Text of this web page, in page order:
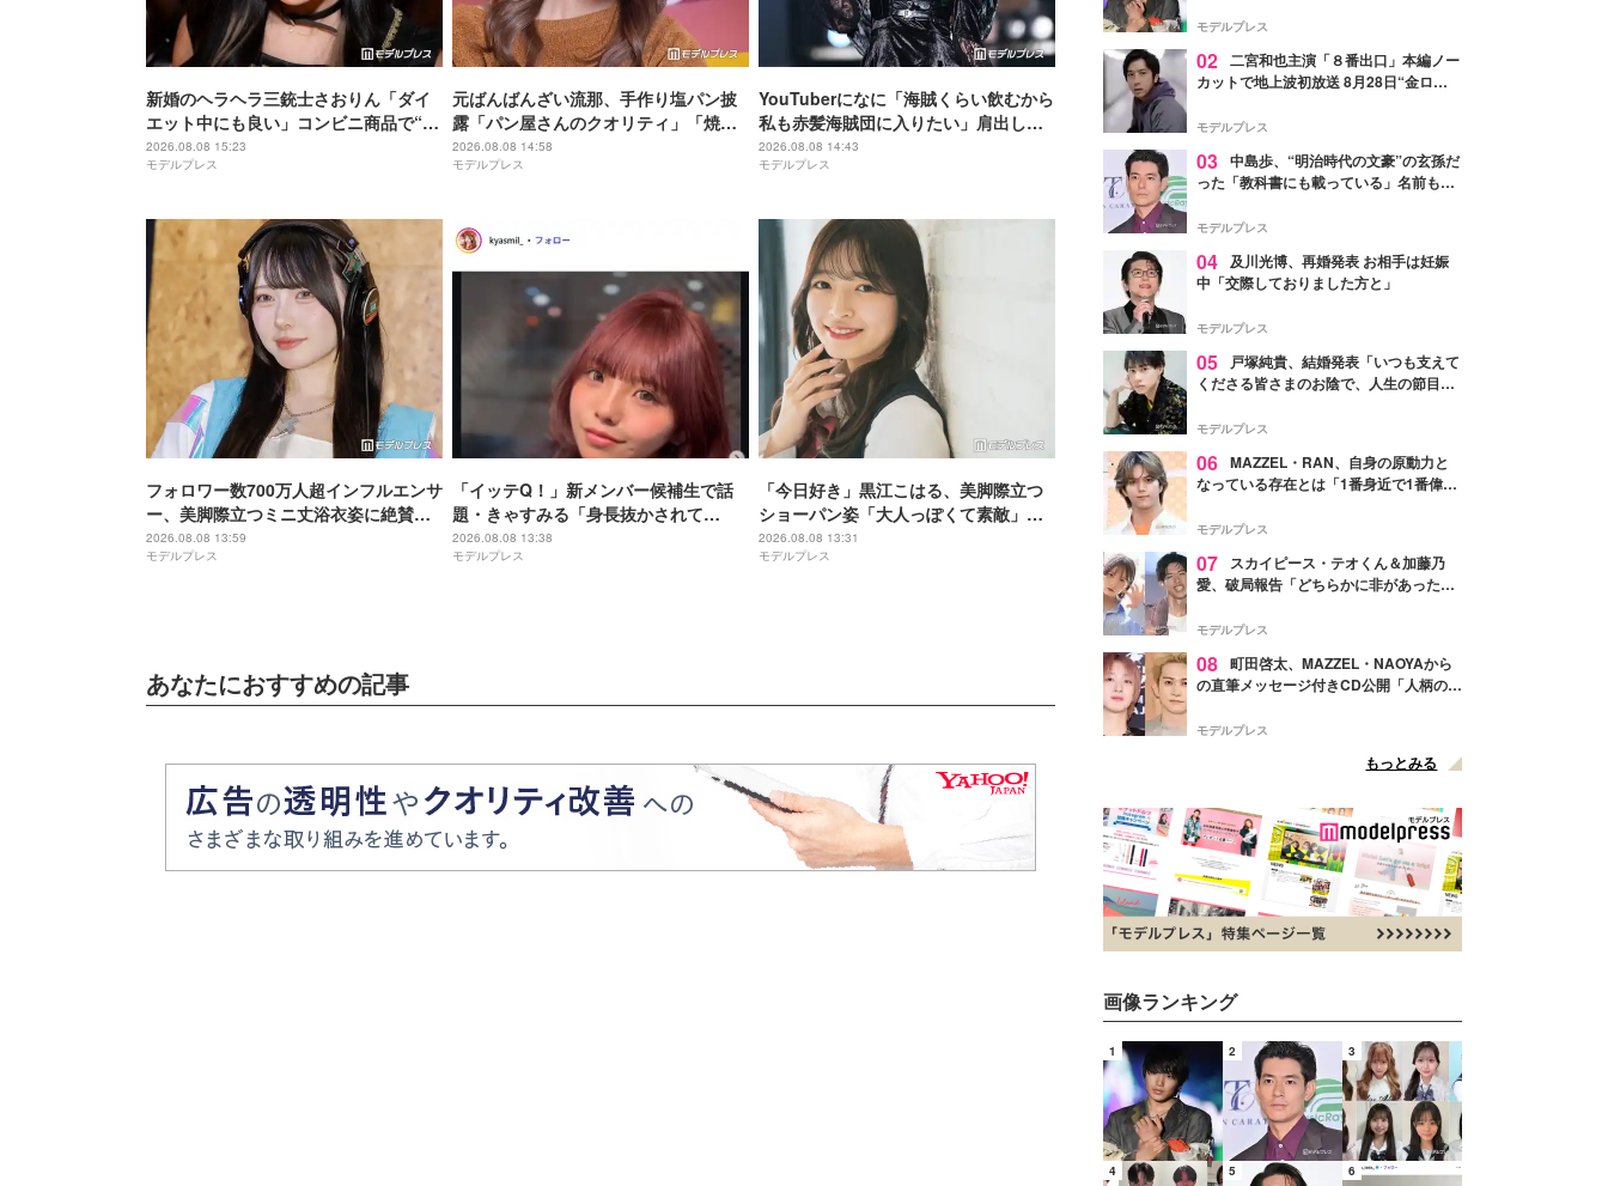
新婚のヘラヘラ三銃士さおりん「ダイ
エット中にも良い」コンビニ商品で“混
ぜるだけ”ヘルシー副菜紹介「火を使わ
ないの嬉しすぎる」「タンパク質たっ
2026.08.08 15:23
モデルプレス
元ばんばんざい流那、手作り塩パン披
露「パン屋さんのクオリティ」「焼き
加減最高」と反響
2026.08.08 14:58
モデルプレス
YouTuberになに「海賊くらい飲むから
私も赤髪海賊団に入りたい」肩出しコ
ーデ公開「ビジュアル良すぎ」「セク
シー」
2026.08.08 14:43
モデルプレス
フォロワー数700万人超インフルエンサ
ー、美脚際立つミニ丈浴衣姿に絶賛の
声「スタイル良くて憧れる」「透明感
レベチ」
2026.08.08 13:59
モデルプレス
「イッテQ！」新メンバー候補生で話
題・きゃすみる「身長抜かされて
る」“6歳差”姪っ子との幼少期＆現在の
2ショット公開「姉妹にしか見えない」
2026.08.08 13:38
モデルプレス
「今日好き」黒江こはる、美脚際立つ
ショーパン姿「大人っぽくて素敵」
「最強ビジュ」と反響
2026.08.08 13:31
モデルプレス
あなたにおすすめの記事
た。
「かっこいい」と反響
モデルプレス
02 二宮和也主演「８番出口」本編ノー
カットで地上波初放送 8月28日“金ロ
モデルプレス
03 中島歩、“明治時代の文豪”の玄孫だ
った「教科書にも載っている」名前も先
モデルプレス
04 及川光博、再婚発表 お相手は妊娠
中「交際しておりました方と」
モデルプレス
05
戸塚純貴、結婚発表「いつも支えて
くださる皆さまのお陰で、人生の節目を
す」【全文】
モデルプレス
06 MAZZEL・RAN、自身の原動力と
なっている存在とは「1番身近で1番偉大
モデルプレス
07
スカイピース・テオくん＆加藤乃
愛、破局報告「どちらかに非があったわ
モデルプレス
08 町田啓太、MAZZEL・NAOYAから
の直筆メッセージ付きCD公開「人柄の良
モデルプレス
もっとみる
画像ランキング
1 2 3
4 5 6